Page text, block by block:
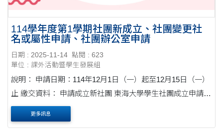
114學年度第1學期社團新成立、社團變更社
名或屬性申請、社團辦公室申請
日期 : 2025-11-14 點閱 : 623
單位 : 課外活動暨學生發展組
說明： 申請日期：114年12月1日（一）起至12月15日（一）
止 繳交資料： 申請成立新社團 東海大學學生社團成立申請表
更多訊息